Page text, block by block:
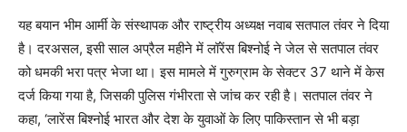
यह बयान भीम आर्मी के संस्थापक और राष्ट्रीय अध्यक्ष नवाब सतपाल तंवर ने दिया
है। दरअसल, इसी साल अप्रैल महीने में लॉरेंस बिश्नोई ने जेल से सतपाल तंवर
को धमकी भरा पत्र भेजा था। इस मामले में गुरुग्राम के सेक्टर 37 थाने में केस
दर्ज किया गया है, जिसकी पुलिस गंभीरता से जांच कर रही है। सतपाल तंवर ने
कहा, ‘लारेंस बिश्नोई भारत और देश के युवाओं के लिए पाकिस्तान से भी बड़ा